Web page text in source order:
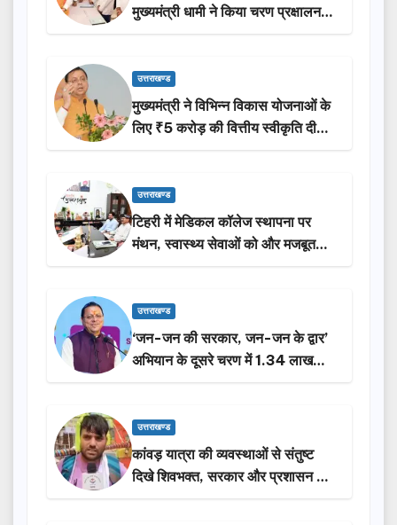
मुख्यमंत्री धामी ने किया चरण प्रक्षालन…
उत्तराखण्ड
मुख्यमंत्री ने विभिन्न विकास योजनाओं के
लिए ₹5 करोड़ की वित्तीय स्वीकृति दी…
उत्तराखण्ड
टिहरी में मेडिकल कॉलेज स्थापना पर
मंथन, स्वास्थ्य सेवाओं को और मजबूत
करेगी सरकार: मुख्यमंत्री धामी…
उत्तराखण्ड
‘जन-जन की सरकार, जन-जन के द्वार’
अभियान के दूसरे चरण में 1.34 लाख
लोगों की भागीदारी…
उत्तराखण्ड
कांवड़ यात्रा की व्यवस्थाओं से संतुष्ट
दिखे शिवभक्त, सरकार और प्रशासन की
सराहना…